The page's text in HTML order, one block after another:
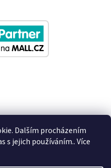
Dalším procházením
s jejich používáním.. Více